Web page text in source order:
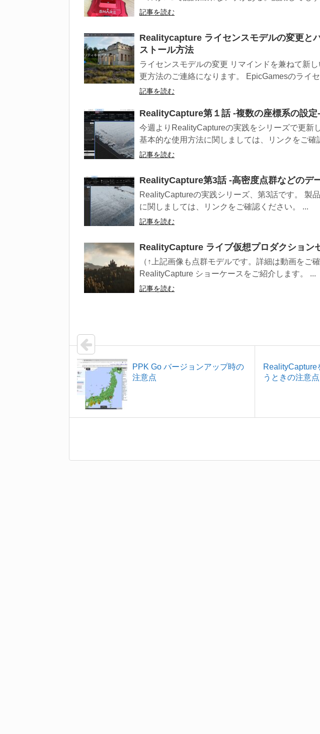
記事を読む
Realitycapture ライセンスモデルの変更と
ストール方法
ライセンスモデルの変更 リマインドを兼ねて新
更方法のご連絡になります。 EpicGamesのライ
記事を読む
RealityCapture第１話 -複数の座標系の設定-
今週よりRealityCaptureの実践をシリーズで更新
基本的な使用方法に関しましては、リンクをご確
記事を読む
RealityCapture第3話 -高密度点群などのデ
RealityCaptureの実践シリーズ、第3話です。 製
に関しましては、リンクをご確認ください。 ...
記事を読む
RealityCapture ライブ仮想プロダクション
（↑上記画像も点群モデルです。詳細は動画をご
RealityCapture ショーケースをご紹介します。 ...
記事を読む
PPK Go バージョンアップ時の
注意点
RealityCapture
うときの注意